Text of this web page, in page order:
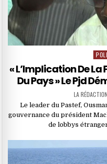
in
« L’Implication De
Du Pays » Le Pjd
LA RÉDACTION
Le leader du Pastef,
gouvernance du président
de lobbys